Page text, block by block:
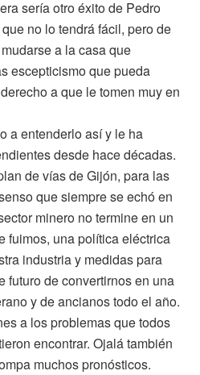
sería otro éxito de Pedro
no lo tendrá fácil, pero de
a la casa que
escepticismo que pueda
a que le tomen muy en
a entenderlo así y le ha
desde hace décadas.
de vías de Gijón, para las
que siempre se echó en
minero no termine en un
fuimos, una política eléctrica
industria y medidas para
futuro de convertirnos en una
y de ancianos todo el año.
a los problemas que todos
encontrar. Ojalá también
muchos pronósticos.